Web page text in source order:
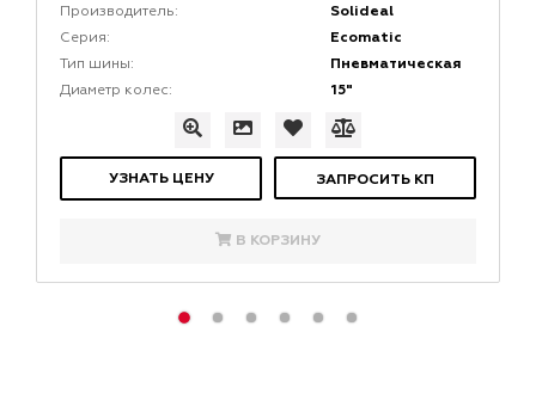
Производитель: Solideal
Серия: Ecomatic
Тип шины: Пневматическая
Диаметр колес: 15"
УЗНАТЬ ЦЕНУ ЗАПРОСИТЬ КП
В КОРЗИНУ